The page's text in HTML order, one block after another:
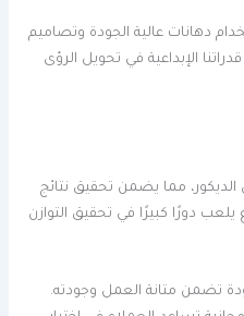
دهانات عالية الجودة وتصاميم
الإبداعية في تحويل الرؤى
مما يضمن تحقيق نتائج
دورًا كبيرًا في تحقيق التوازن
تضمن متانة العمل وجودته.